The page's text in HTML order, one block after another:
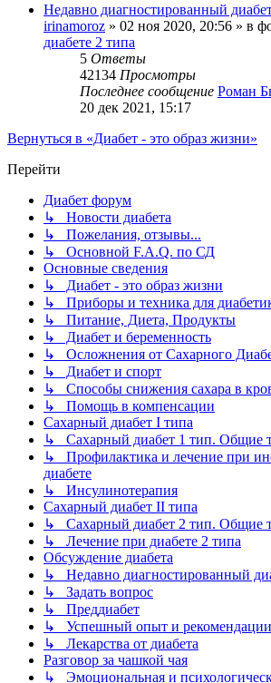
Недавно диагностированный
irinamoroz » 02 ноя 2020, 20:56 » в
диабете 2 типа
5 Ответы
42134 Просмотры
Последнее сообщение Роман
20 дек 2021, 15:17
Вернуться в «Диабет - это образ жизни»
Перейти
Диабет форум
↳ Новости диабета
↳ Пожелания, отзывы...
↳ Основной F.A.Q. по СД
Основные сведения
↳ Диабет - это образ жизни
↳ Приборы и техника для
↳ Питание, Диета, Продукты
↳ Диабет и беременность
↳ Осложнения от Сахарного
↳ Диабет и спорт
↳ Способы снижения сахара в
↳ Помощь в компенсации
Сахарный диабет I типа
↳ Сахарный диабет 1 тип. Общие
↳ Профилактика и лечение при
диабете
↳ Инсулинотерапия
Сахарный диабет II типа
↳ Сахарный диабет 2 тип. Общие
↳ Лечение при диабете 2 типа
Обсуждение диабета
↳ Недавно диагностированный
↳ Задать вопрос
↳ Преддиабет
↳ Успешный опыт и рекомендации
↳ Лекарства от диабета
Разговор за чашкой чая
↳ Эмоциональная и